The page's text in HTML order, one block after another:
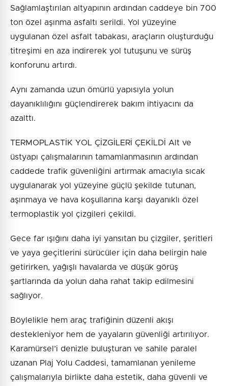
Sağlamlaştırılan altyapının ardından caddeye bin 700
ton özel aşınma asfaltı serildi. Yol yüzeyine
uygulanan özel asfalt tabakası, araçların oluşturduğu
titreşimi en aza indirerek yol tutuşunu ve sürüş
konforunu artırdı.
Aynı zamanda uzun ömürlü yapısıyla yolun
dayanıklılığını güçlendirerek bakım ihtiyacını da
azalttı.
TERMOPLASTİK YOL ÇİZGİLERİ ÇEKİLDİ Alt ve
üstyapı çalışmalarının tamamlanmasının ardından
caddede trafik güvenliğini artırmak amacıyla sıcak
uygulanarak yol yüzeyine güçlü şekilde tutunan,
aşınmaya ve hava koşullarına karşı dayanıklı özel
termoplastik yol çizgileri çekildi.
Gece far ışığını daha iyi yansıtan bu çizgiler, şeritleri
ve yaya geçitlerini sürücüler için daha belirgin hale
getirirken, yağışlı havalarda ve düşük görüş
şartlarında da yolun daha rahat takip edilmesini
sağlıyor.
Böylelikle hem araç trafiğinin düzenli akışı
destekleniyor hem de yayaların güvenliği artırılıyor.
Karamürsel’i denizle buluşturan ve sahile paralel
uzanan Plaj Yolu Caddesi, tamamlanan yenileme
çalışmalarıyla birlikte daha estetik, daha güvenli ve